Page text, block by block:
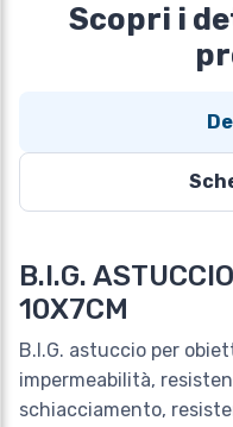
Scopri i
B.I.G.
10X7CM
B.I.G. astuccio per
impermeabilità,
schiacciamento,